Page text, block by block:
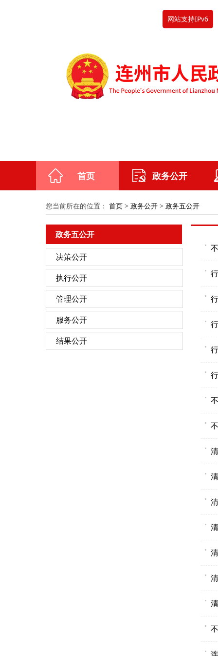
网站支持IPv6
首页 政务公开
您当前所在的位置： 首页 > 政务公开 > 政务五公开
政务五公开
决策公开
执行公开
管理公开
服务公开
结果公开